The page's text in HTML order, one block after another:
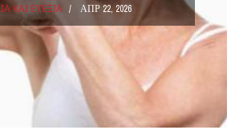
ΚΑΙ ΕΥΕΞΙΑ ΑΠΡ 22, 2026